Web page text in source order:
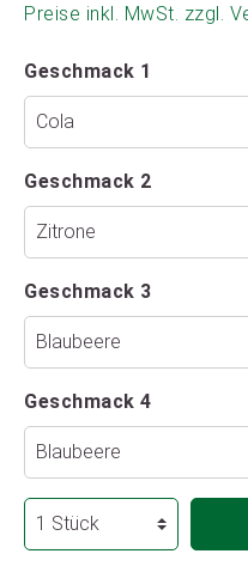
Preise inkl. MwSt. zzgl.
Geschmack 1
Geschmack 2
Geschmack 3
Geschmack 4